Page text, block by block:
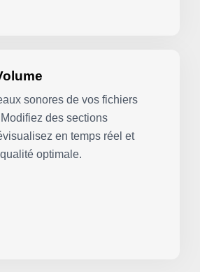
sonores de vos fichiers
des sections
en temps réel et
optimale.